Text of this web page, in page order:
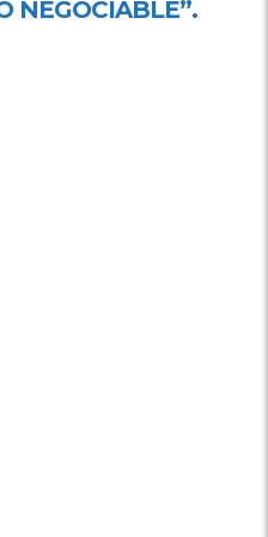
NEGOCIABLE”.